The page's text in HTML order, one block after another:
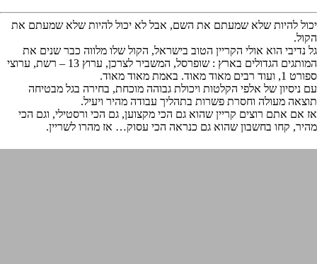
יכול להיות שלא שמעתם את השם, אבל לא יכול להיות שלא שמעתם את
הקול.
גל נדיבי הוא אולי הקריין הטוב בישראל, הקול שלו מלווה כבר שנים את
המותגים הגדולים בארץ : שופרסל, המשביר לצרכן, ערוץ 13 – רשת, ערוצי
ספורט 1, ועוד רבים מאוד מאוד. באמת מאוד מאוד.
עם ניסיון של אלפי הקלטות ויכולת גבוהה מוכחת, בחירה בגל מבטיחה
תוצאה מעולה וחסרת פשרות בתהליך עבודה מהיר ויעיל.
אז אם אתם רוצים קריין שהוא גם הכי מקצוען, גם הכי ורסטילי, וגם הכי
מהיר, קחו בחשבון שהוא גם כנראה הכי עסוק… אז מהרו לשריין.